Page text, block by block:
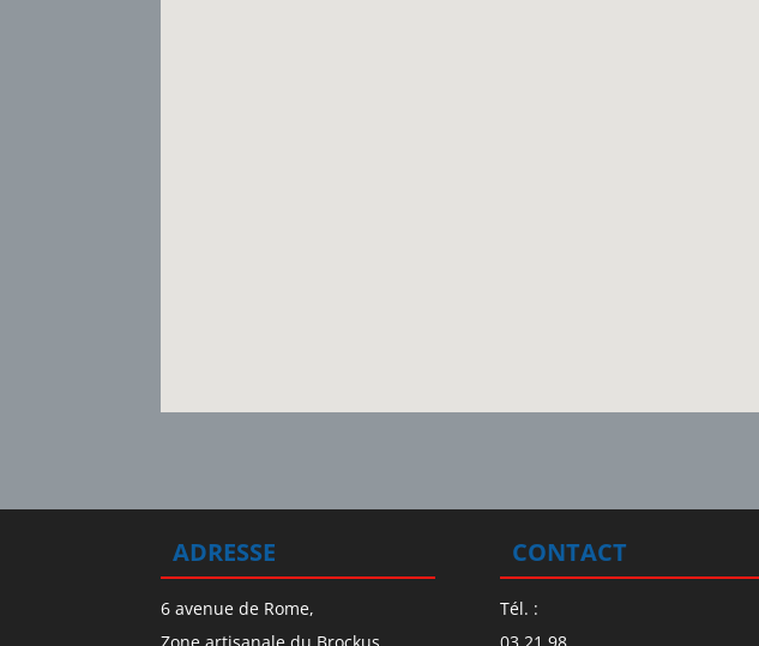
ADRESSE
6 avenue de Rome,
CONTACT
Tél. :